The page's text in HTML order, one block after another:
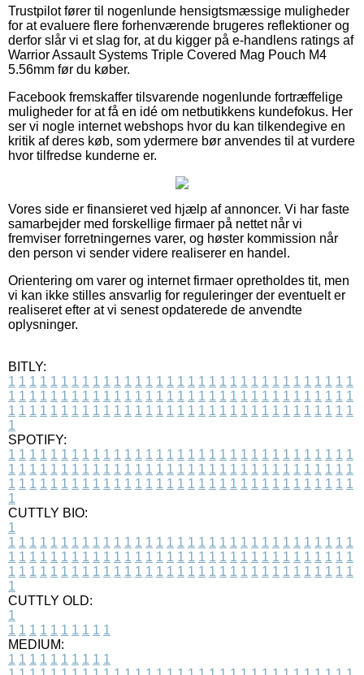
Trustpilot fører til nogenlunde hensigtsmæssige muligheder
for at evaluere flere forhenværende brugeres reflektioner og
derfor slår vi et slag for, at du kigger på e-handlens ratings af
Warrior Assault Systems Triple Covered Mag Pouch M4
5.56mm før du køber.
Facebook fremskaffer tilsvarende nogenlunde fortræffelige
muligheder for at få en idé om netbutikkens kundefokus. Her
ser vi nogle internet webshops hvor du kan tilkendegive en
kritik af deres køb, som ydermere bør anvendes til at vurdere
hvor tilfredse kunderne er.
Vores side er finansieret ved hjælp af annoncer. Vi har faste
samarbejder med forskellige firmaer på nettet når vi
fremviser forretningernes varer, og høster kommission når
den person vi sender videre realiserer en handel.
Orientering om varer og internet firmaer opretholdes tit, men
vi kan ikke stilles ansvarlig for reguleringer der eventuelt er
realiseret efter at vi senest opdaterede de anvendte
oplysninger.
BITLY:
1 1 1 1 1 1 1 1 1 1 1 1 1 1 1 1 1 1 1 1 1 1 1 1 1 1 1 1 1 1 1 1 1
1 1 1 1 1 1 1 1 1 1 1 1 1 1 1 1 1 1 1 1 1 1 1 1 1 1 1 1 1 1 1 1 1
1 1 1 1 1 1 1 1 1 1 1 1 1 1 1 1 1 1 1 1 1 1 1 1 1 1 1 1 1 1 1 1 1
1
SPOTIFY:
1 1 1 1 1 1 1 1 1 1 1 1 1 1 1 1 1 1 1 1 1 1 1 1 1 1 1 1 1 1 1 1 1
1 1 1 1 1 1 1 1 1 1 1 1 1 1 1 1 1 1 1 1 1 1 1 1 1 1 1 1 1 1 1 1 1
1 1 1 1 1 1 1 1 1 1 1 1 1 1 1 1 1 1 1 1 1 1 1 1 1 1 1 1 1 1 1 1 1
1
CUTTLY BIO:
1
1 1 1 1 1 1 1 1 1 1 1 1 1 1 1 1 1 1 1 1 1 1 1 1 1 1 1 1 1 1 1 1 1
1 1 1 1 1 1 1 1 1 1 1 1 1 1 1 1 1 1 1 1 1 1 1 1 1 1 1 1 1 1 1 1 1
1 1 1 1 1 1 1 1 1 1 1 1 1 1 1 1 1 1 1 1 1 1 1 1 1 1 1 1 1 1 1 1 1
1
CUTTLY OLD:
1
1 1 1 1 1 1 1 1 1 1
MEDIUM:
1 1 1 1 1 1 1 1 1 1